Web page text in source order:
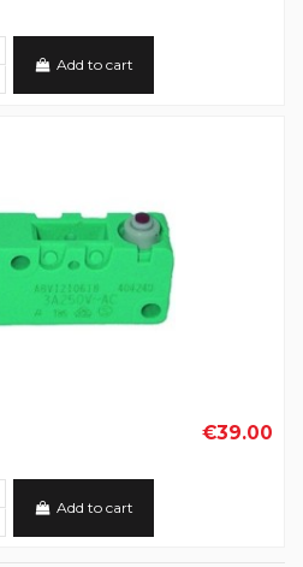
Add to cart
€39.00
Add to cart